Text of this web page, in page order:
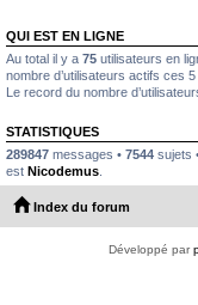
QUI EST EN LIGNE
Au total il y a 75 utilisateurs en
nombre d’utilisateurs actifs ces
Le record du nombre
STATISTIQUES
289847 messages • 7544 sujets
est Nicodemus
Index du forum
Développé par